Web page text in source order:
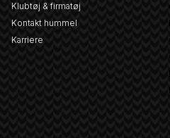
Klubtøj & firmatøj
Kontakt hummel
Karriere